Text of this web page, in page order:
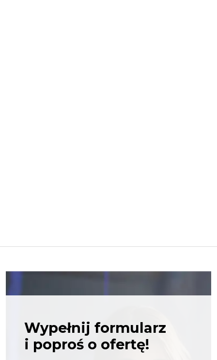
Wypełnij formularz
i poproś o ofertę!